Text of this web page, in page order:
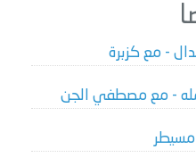
- مع كزبرة
- مع مصطفي الجن
مسيطر